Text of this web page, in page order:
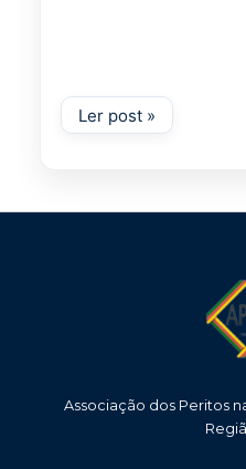
Associação dos Peritos